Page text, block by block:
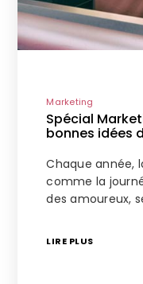
Marketing
Spécial
bonnes idées
Chaque année,
comme la
des amoureux,
LIRE PLUS